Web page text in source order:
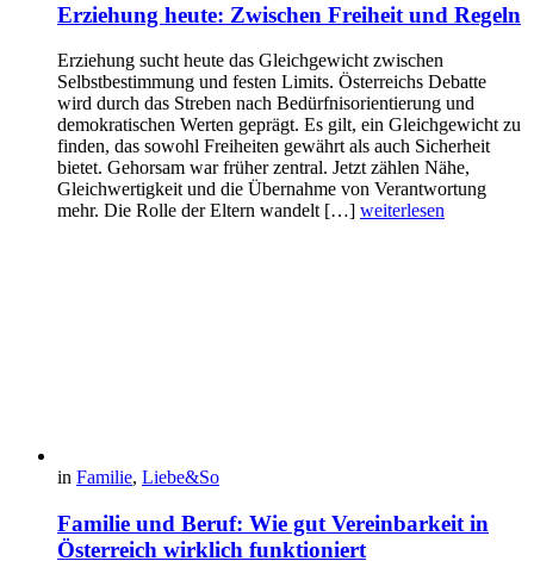
Erziehung heute: Zwischen Freiheit und Regeln
Erziehung sucht heute das Gleichgewicht zwischen
Selbstbestimmung und festen Limits. Österreichs Debatte
wird durch das Streben nach Bedürfnisorientierung und
demokratischen Werten geprägt. Es gilt, ein Gleichgewicht zu
finden, das sowohl Freiheiten gewährt als auch Sicherheit
bietet. Gehorsam war früher zentral. Jetzt zählen Nähe,
Gleichwertigkeit und die Übernahme von Verantwortung
mehr. Die Rolle der Eltern wandelt […] weiterlesen
in Familie, Liebe&So
Familie und Beruf: Wie gut Vereinbarkeit in
Österreich wirklich funktioniert